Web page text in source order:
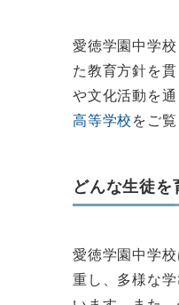
愛徳学園中学
た教育方針を
や文化活動を
高等学校 をご覧
どんな生徒
愛徳学園中学
重し、多様な